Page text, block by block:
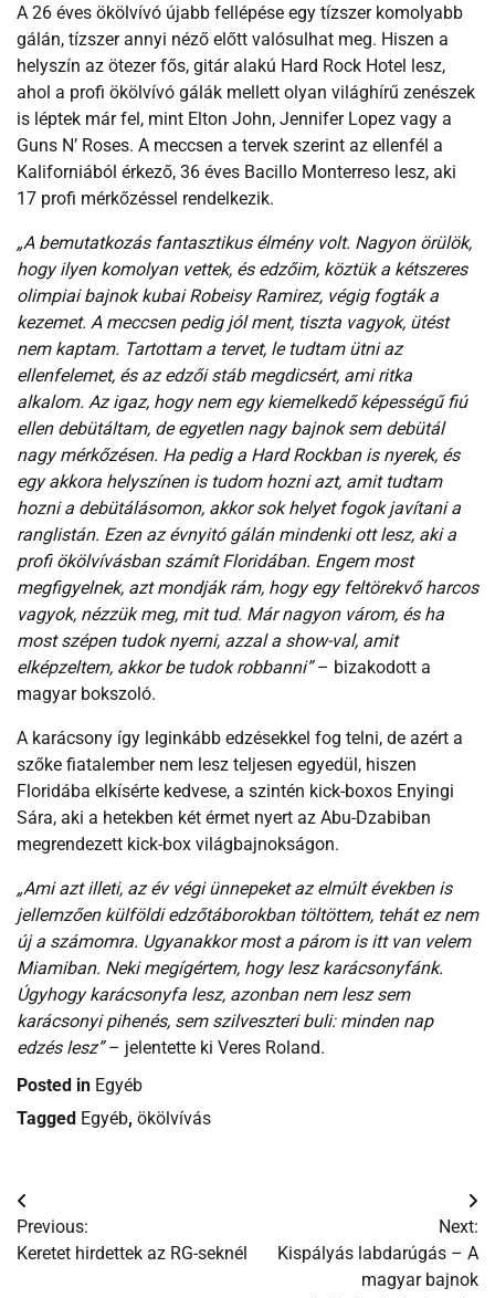
A 26 éves ökölvívó újabb fellépése egy tízszer komolyabb
gálán, tízszer annyi néző előtt valósulhat meg. Hiszen a
helyszín az ötezer fős, gitár alakú Hard Rock Hotel lesz,
ahol a profi ökölvívó gálák mellett olyan világhírű zenészek
is léptek már fel, mint Elton John, Jennifer Lopez vagy a
Guns N’ Roses. A meccsen a tervek szerint az ellenfél a
Kaliforniából érkező, 36 éves Bacillo Monterreso lesz, aki
17 profi mérkőzéssel rendelkezik.
„A bemutatkozás fantasztikus élmény volt. Nagyon örülök,
hogy ilyen komolyan vettek, és edzőim, köztük a kétszeres
olimpiai bajnok kubai Robeisy Ramirez, végig fogták a
kezemet. A meccsen pedig jól ment, tiszta vagyok, ütést
nem kaptam. Tartottam a tervet, le tudtam ütni az
ellenfelemet, és az edzői stáb megdicsért, ami ritka
alkalom. Az igaz, hogy nem egy kiemelkedő képességű fiú
ellen debütáltam, de egyetlen nagy bajnok sem debütál
nagy mérkőzésen. Ha pedig a Hard Rockban is nyerek, és
egy akkora helyszínen is tudom hozni azt, amit tudtam
hozni a debütálásomon, akkor sok helyet fogok javítani a
ranglistán. Ezen az évnyitó gálán mindenki ott lesz, aki a
profi ökölvívásban számít Floridában. Engem most
megfigyelnek, azt mondják rám, hogy egy feltörekvő harcos
vagyok, nézzük meg, mit tud. Már nagyon várom, és ha
most szépen tudok nyerni, azzal a show-val, amit
elképzeltem, akkor be tudok robbanni”– bizakodott a
magyar bokszoló.
A karácsony így leginkább edzésekkel fog telni, de azért a
szőke fiatalember nem lesz teljesen egyedül, hiszen
Floridába elkísérte kedvese, a szintén kick-boxos Enyingi
Sára, aki a hetekben két érmet nyert az Abu-Dzabiban
megrendezett kick-box világbajnokságon.
„Ami azt illeti, az év végi ünnepeket az elmúlt években is
jellemzően külföldi edzőtáborokban töltöttem, tehát ez nem
új a számomra. Ugyanakkor most a párom is itt van velem
Miamiban. Neki megígértem, hogy lesz karácsonyfánk.
Úgyhogy karácsonyfa lesz, azonban nem lesz sem
karácsonyi pihenés, sem szilveszteri buli: minden nap
edzés lesz”– jelentette ki Veres Roland.
Posted in Egyéb
Tagged Egyéb, ökölvívás
Bejegyzés
navigáció
Previous:
Keretet hirdettek az RG-seknél
Next:
Kispályás labdarúgás – A
magyar bajnok